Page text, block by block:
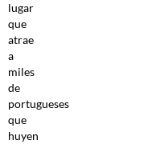
lugar
que
atrae
a
miles
de
portugueses
que
huyen